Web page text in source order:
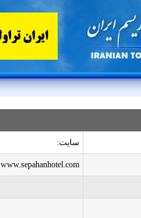
سایت:
www.sepahanhotel.com